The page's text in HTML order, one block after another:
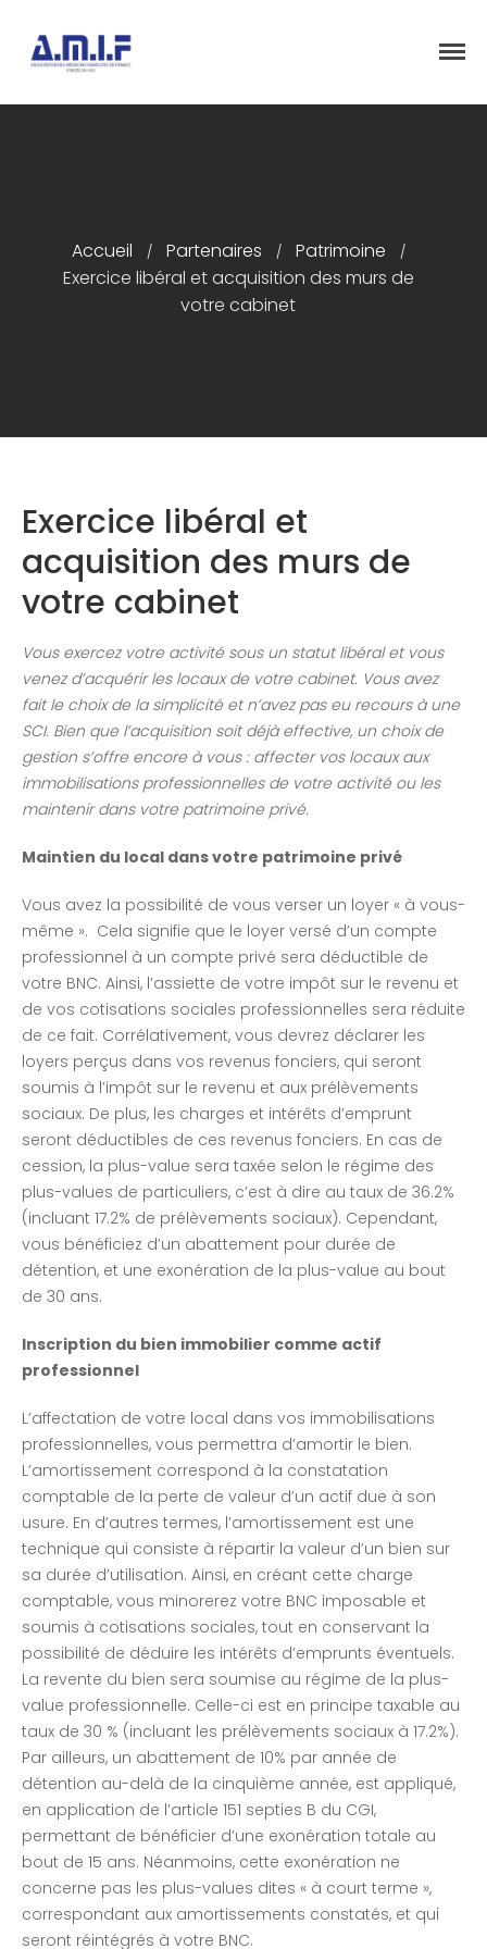
Accueil
Présentation
Articles
Congrès 2019
Congrès 2020
Accueil / Partenaires / Patrimoine /
Exercice libéral et acquisition des murs de
votre cabinet
Exercice libéral et
acquisition des murs de
votre cabinet
Vous exercez votre activité sous un statut libéral et vous
venez d’acquérir les locaux de votre cabinet. Vous avez
fait le choix de la simplicité et n’avez pas eu recours à une
SCI. Bien que l’acquisition soit déjà effective, un choix de
gestion s’offre encore à vous : affecter vos locaux aux
immobilisations professionnelles de votre activité ou les
maintenir dans votre patrimoine privé.
Maintien du local dans votre patrimoine privé
Vous avez la possibilité de vous verser un loyer « à vous-
même ». Cela signifie que le loyer versé d’un compte
professionnel à un compte privé sera déductible de
votre BNC. Ainsi, l’assiette de votre impôt sur le revenu et
de vos cotisations sociales professionnelles sera réduite
de ce fait. Corrélativement, vous devrez déclarer les
loyers perçus dans vos revenus fonciers, qui seront
soumis à l’impôt sur le revenu et aux prélèvements
sociaux. De plus, les charges et intérêts d’emprunt
seront déductibles de ces revenus fonciers. En cas de
cession, la plus-value sera taxée selon le régime des
plus-values de particuliers, c’est à dire au taux de 36.2%
(incluant 17.2% de prélèvements sociaux). Cependant,
vous bénéficiez d’un abattement pour durée de
détention, et une exonération de la plus-value au bout
de 30 ans.
Inscription du bien immobilier comme actif
professionnel
L’affectation de votre local dans vos immobilisations
professionnelles, vous permettra d’amortir le bien.
L’amortissement correspond à la constatation
comptable de la perte de valeur d’un actif due à son
usure. En d’autres termes, l’amortissement est une
technique qui consiste à répartir la valeur d’un bien sur
sa durée d’utilisation. Ainsi, en créant cette charge
comptable, vous minorerez votre BNC imposable et
soumis à cotisations sociales, tout en conservant la
possibilité de déduire les intérêts d’emprunts éventuels.
La revente du bien sera soumise au régime de la plus-
value professionnelle. Celle-ci est en principe taxable au
taux de 30 % (incluant les prélèvements sociaux à 17.2%).
Par ailleurs, un abattement de 10% par année de
détention au-delà de la cinquième année, est appliqué,
en application de l’article 151 septies B du CGI,
permettant de bénéficier d’une exonération totale au
bout de 15 ans. Néanmoins, cette exonération ne
concerne pas les plus-values dites « à court terme »,
correspondant aux amortissements constatés, et qui
seront réintégrés à votre BNC.